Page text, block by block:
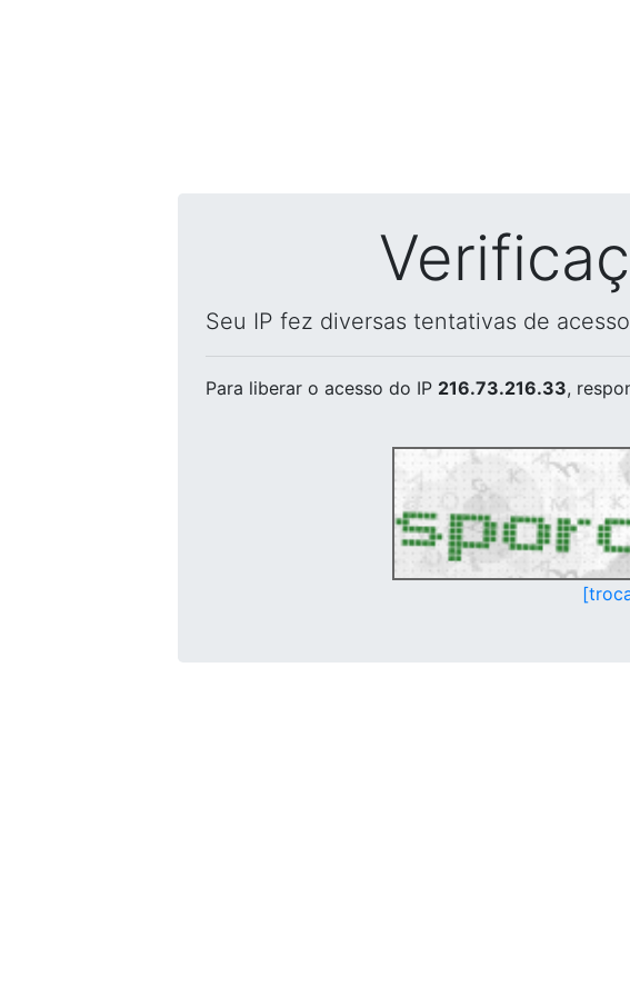
Seu IP fez diversas tentativas de
Para liberar o acesso do IP 216.73.216.33,